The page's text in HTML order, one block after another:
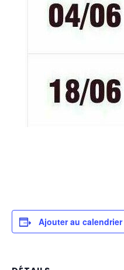
Ajouter au calendrier